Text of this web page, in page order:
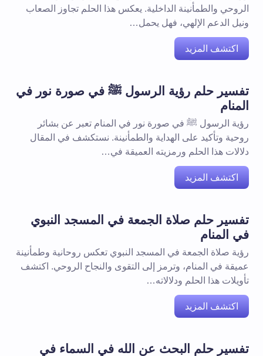
الروحي والطمأنينة الداخلية. يعكس هذا الحلم تجاوز الصعاب
ونيل الدعم الإلهي، فهل يحمل…
اكتشف المزيد
تفسير حلم رؤية الرسول ﷺ في صورة نور في
المنام
رؤية الرسول ﷺ في صورة نور في المنام تعبر عن بشائر
روحية وتأكيد على الهداية والطمأنينة. نستكشف في المقال
دلالات هذا الحلم ورمزيته العميقة في…
اكتشف المزيد
تفسير حلم صلاة الجمعة في المسجد النبوي
في المنام
رؤية صلاة الجمعة في المسجد النبوي تعكس روحانية وطمأنينة
عميقة في المنام، وترمز إلى التقوى والنجاح الروحي. اكتشف
تأويلات هذا الحلم ودلالاته…
اكتشف المزيد
تفسير حلم البحث عن الله في السماء في